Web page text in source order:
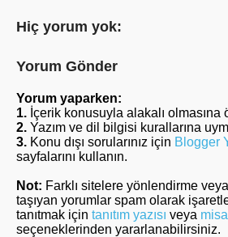
Hiç yorum yok:
Yorum Gönder
Yorum yaparken:
1. İçerik konusuyla alakalı olmasına
2. Yazım ve dil bilgisi kurallarına
3. Konu dışı sorularınız için Blogger
sayfalarını kullanın.
Not: Farklı sitelere yönlendirme veya
taşıyan yorumlar spam olarak
tanıtmak için tanıtım yazısı veya
seçeneklerinden yararlanabilirsiniz.